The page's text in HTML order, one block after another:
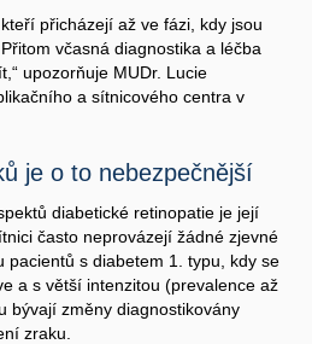
přicházejí až ve fázi, kdy jsou
včasná diagnostika a léčba
upozorňuje MUDr. Lucie
a sítnicového centra v
je o to nebezpečnější
diabetické retinopatie je její
často neprovázejí žádné zjevné
pacientů s diabetem 1. typu, kdy se
a s větší intenzitou (prevalence až
bývají změny diagnostikovány
zraku.